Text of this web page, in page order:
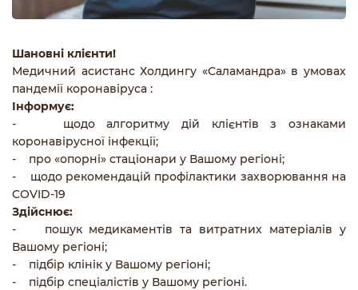
Шановні клієнти!
Медичний асистанс Холдингу «Саламандра» в умовах
пандемії коронавіруса :
Інформує:
- щодо алгоритму дій клієнтів з ознаками
коронавірусної інфекції;
- про «опорні» стаціонари у Вашому регіоні;
- щодо рекомендацій профілактики захворювання на
COVID-19
Здійснює:
- пошук медикаментів та витратних матеріалів у
Вашому регіоні;
- підбір клінік у Вашому регіоні;
- підбір спеціалістів у Вашому регіоні.